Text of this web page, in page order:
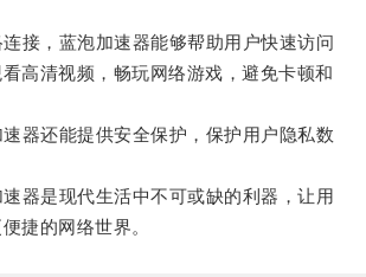
，蓝泡加速器能够帮助用户快速访问
高清视频，畅玩网络游戏，避免卡顿和
还能提供安全保护，保护用户隐私数
是现代生活中不可或缺的利器，让用
捷的网络世界。